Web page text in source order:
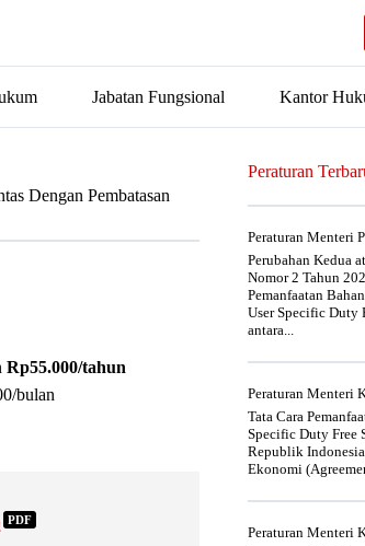
Jabatan Fungsional Kantor
Dengan Pembatasan
Rp55.000/tahun
bulan
PDF
Peraturan
Peraturan Menteri
Perubahan Kedua
Nomor 2 Tahun
Pemanfaatan
User Specific Duty
antara...
Peraturan Menteri
Tata Cara
Specific Duty Free
Republik
Ekonomi
Peraturan Menteri